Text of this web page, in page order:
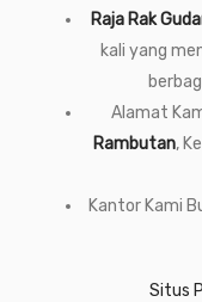
Raja Rak
kali yang
Alamat
Rambutan,
Kantor Kami
Situs